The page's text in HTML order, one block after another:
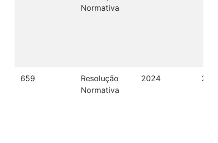
Normativa
659
Resolução
Normativa
2024 23/